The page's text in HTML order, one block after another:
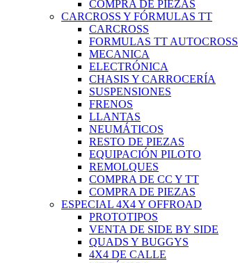
COMPRA DE PIEZAS
CARCROSS Y FÓRMULAS TT
CARCROSS
FORMULAS TT AUTOCROSS
MECANICA
ELECTRÓNICA
CHASIS Y CARROCERÍA
SUSPENSIONES
FRENOS
LLANTAS
NEUMÁTICOS
RESTO DE PIEZAS
EQUIPACIÓN PILOTO
REMOLQUES
COMPRA DE CC Y TT
COMPRA DE PIEZAS
ESPECIAL 4X4 Y OFFROAD
PROTOTIPOS
VENTA DE SIDE BY SIDE
QUADS Y BUGGYS
4X4 DE CALLE